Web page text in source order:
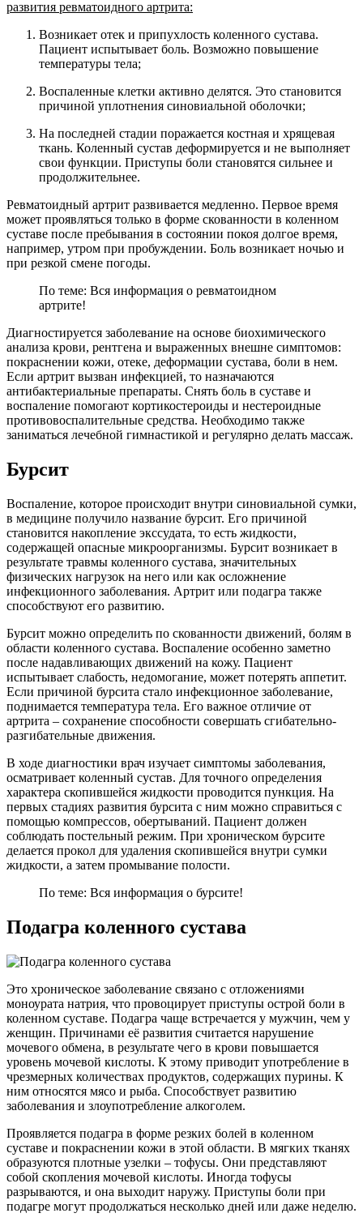
развития ревматоидного артрита:
Возникает отек и припухлость коленного сустава.
Пациент испытывает боль. Возможно повышение
температуры тела;
Воспаленные клетки активно делятся. Это становится
причиной уплотнения синовиальной оболочки;
На последней стадии поражается костная и хрящевая
ткань. Коленный сустав деформируется и не выполняет
свои функции. Приступы боли становятся сильнее и
продолжительнее.
Ревматоидный артрит развивается медленно. Первое время
может проявляться только в форме скованности в коленном
суставе после пребывания в состоянии покоя долгое время,
например, утром при пробуждении. Боль возникает ночью и
при резкой смене погоды.
По теме: Вся информация о ревматоидном
артрите!
Диагностируется заболевание на основе биохимического
анализа крови, рентгена и выраженных внешне симптомов:
покраснении кожи, отеке, деформации сустава, боли в нем.
Если артрит вызван инфекцией, то назначаются
антибактериальные препараты. Снять боль в суставе и
воспаление помогают кортикостероиды и нестероидные
противовоспалительные средства. Необходимо также
заниматься лечебной гимнастикой и регулярно делать массаж.
Бурсит
Воспаление, которое происходит внутри синовиальной сумки,
в медицине получило название бурсит. Его причиной
становится накопление экссудата, то есть жидкости,
содержащей опасные микроорганизмы. Бурсит возникает в
результате травмы коленного сустава, значительных
физических нагрузок на него или как осложнение
инфекционного заболевания. Артрит или подагра также
способствуют его развитию.
Бурсит можно определить по скованности движений, болям в
области коленного сустава. Воспаление особенно заметно
после надавливающих движений на кожу. Пациент
испытывает слабость, недомогание, может потерять аппетит.
Если причиной бурсита стало инфекционное заболевание,
поднимается температура тела. Его важное отличие от
артрита – сохранение способности совершать сгибательно-
разгибательные движения.
В ходе диагностики врач изучает симптомы заболевания,
осматривает коленный сустав. Для точного определения
характера скопившейся жидкости проводится пункция. На
первых стадиях развития бурсита с ним можно справиться с
помощью компрессов, обертываний. Пациент должен
соблюдать постельный режим. При хроническом бурсите
делается прокол для удаления скопившейся внутри сумки
жидкости, а затем промывание полости.
По теме: Вся информация о бурсите!
Подагра коленного сустава
Это хроническое заболевание связано с отложениями
моноурата натрия, что провоцирует приступы острой боли в
коленном суставе. Подагра чаще встречается у мужчин, чем у
женщин. Причинами её развития считается нарушение
мочевого обмена, в результате чего в крови повышается
уровень мочевой кислоты. К этому приводит употребление в
чрезмерных количествах продуктов, содержащих пурины. К
ним относятся мясо и рыба. Способствует развитию
заболевания и злоупотребление алкоголем.
Проявляется подагра в форме резких болей в коленном
суставе и покраснении кожи в этой области. В мягких тканях
образуются плотные узелки – тофусы. Они представляют
собой скопления мочевой кислоты. Иногда тофусы
разрываются, и она выходит наружу. Приступы боли при
подагре могут продолжаться несколько дней или даже неделю.